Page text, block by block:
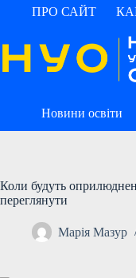
ПерейтиПРО САЙТ
Новини освіти
Коли будуть
переглянути
Марія Мазур